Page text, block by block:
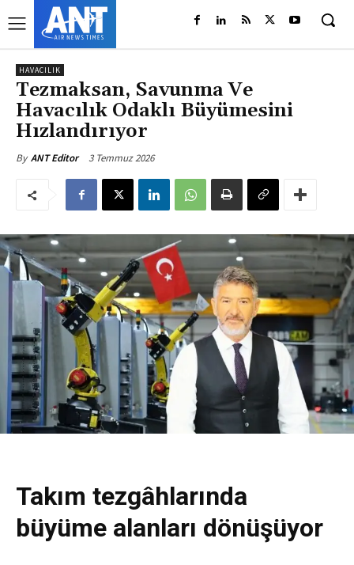
HAVACILIK
Tezmaksan, Savunma Ve
Havacılık Odaklı Büyümesini
Hızlandırıyor
By ANT Editor 3 Temmuz 2026
Takım tezgâhlarında
büyüme alanları dönüşüyor